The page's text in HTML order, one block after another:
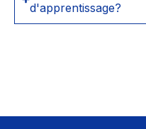
d'apprentissage?